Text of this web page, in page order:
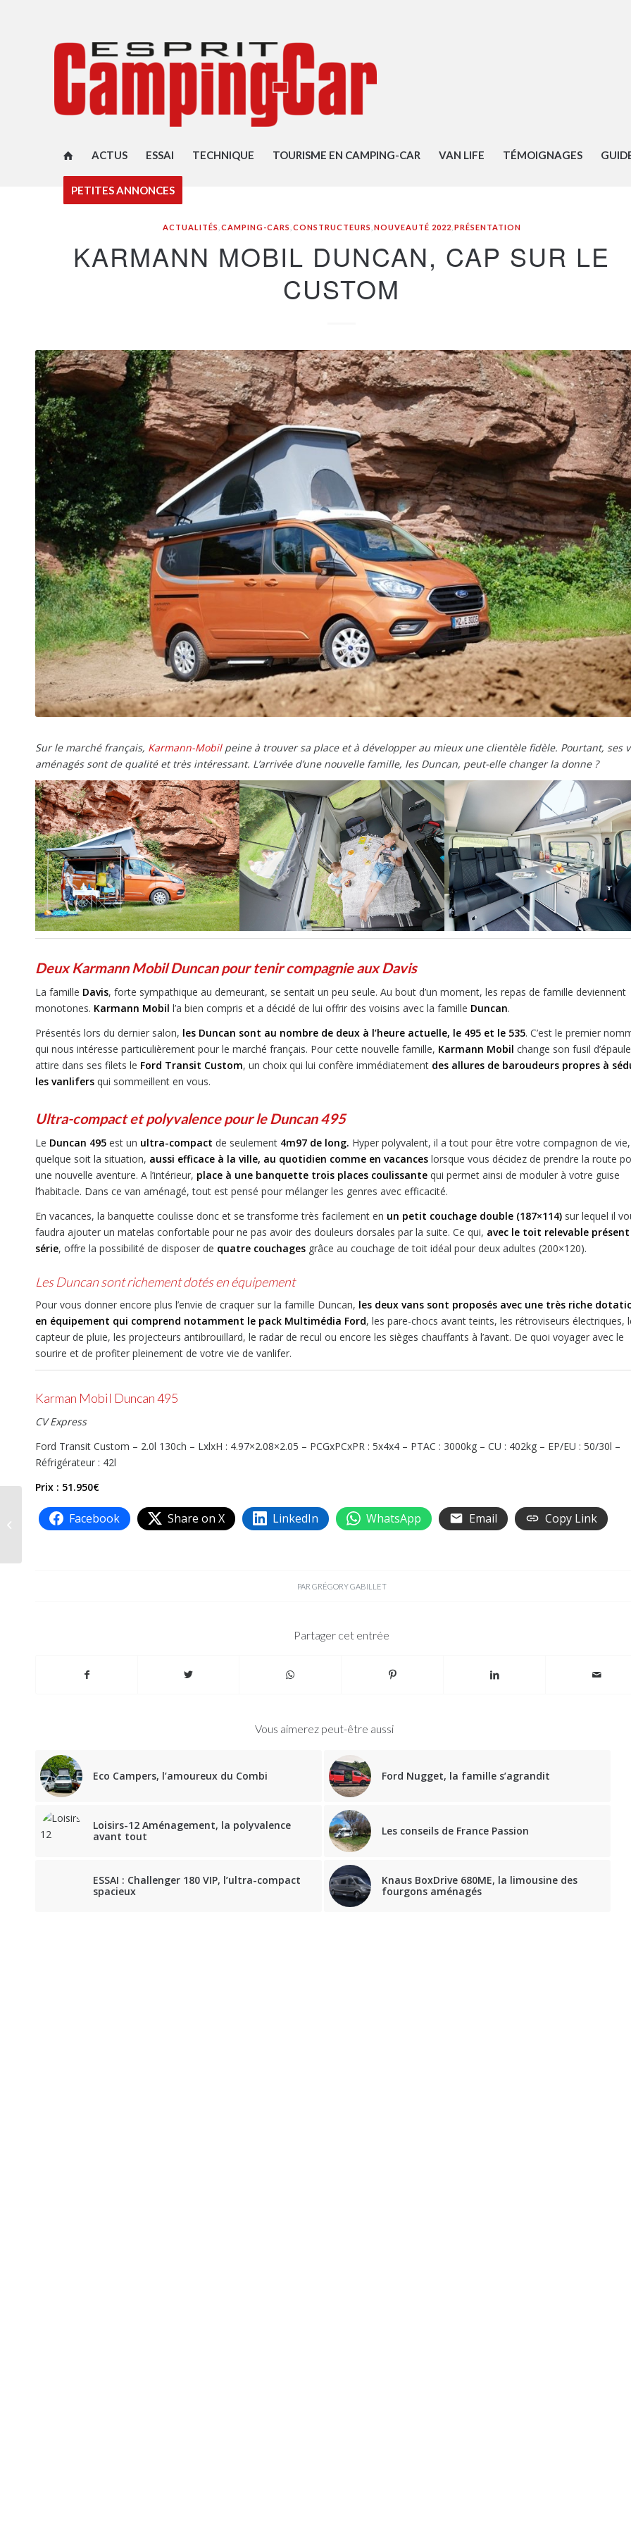
ACTUS ESSAI TECHNIQUE TOURISME EN CAMPING-CAR VAN LIFE TÉMOIGNAGES
PETITES ANNONCES
ACTUALITÉS CAMPING-CARS CONSTRUCTEURS NOUVEAUTÉ 2022 PRÉSENTATION
KARMANN MOBIL DUNCAN, CAP SUR LE
CUSTOM
Sur le marché français, Karmann-Mobilpeine à trouver sa place et à développer au mieux une clientèle fidèle. Pourtant, ses
aménagés sont de qualité et très intéressant. L’arrivée d’une nouvelle famille, les Duncan, peut-elle changer la donne ?
Deux Karmann Mobil Duncan pour tenir compagnie aux Davis
La famille Davis, forte sympathique au demeurant, se sentait un peu seule. Au bout d’un moment, les repas de famille deviennent
monotones. Karmann Mobil l’a bien compris et a décidé de lui offrir des voisins avec la famille Duncan.
Présentés lors du dernier salon, les Duncan sont au nombre de deux à l’heure actuelle, le 495 et le 535. C’est le premier
qui nous intéresse particulièrement pour le marché français. Pour cette nouvelle famille, Karmann Mobil change son fusil
attire dans ses filets le Ford Transit Custom, un choix qui lui confère immédiatement des allures de baroudeurs propres à
les vanlifers qui sommeillent en vous.
Ultra-compact et polyvalence pour le Duncan 495
Le Duncan 495 est un ultra-compact de seulement 4m97 de long. Hyper polyvalent, il a tout pour être votre compagnon de vie,
quelque soit la situation, aussi efficace à la ville, au quotidien comme en vacances lorsque vous décidez de prendre la route
une nouvelle aventure. A l’intérieur, place à une banquette trois places coulissante qui permet ainsi de moduler à votre guise
l’habitacle. Dans ce van aménagé, tout est pensé pour mélanger les genres avec efficacité.
En vacances, la banquette coulisse donc et se transforme très facilement en un petit couchage double (187×114) sur lequel il
faudra ajouter un matelas confortable pour ne pas avoir des douleurs dorsales par la suite. Ce qui, avec le toit relevable
série, offre la possibilité de disposer de quatre couchages grâce au couchage de toit idéal pour deux adultes (200×120).
Les Duncan sont richement dotés en équipement
Pour vous donner encore plus l’envie de craquer sur la famille Duncan, les deux vans sont proposés avec une très riche
en équipement qui comprend notamment le pack Multimédia Ford, les pare-chocs avant teints, les rétroviseurs électriques,
capteur de pluie, les projecteurs antibrouillard, le radar de recul ou encore les sièges chauffants à l’avant. De quoi voyager avec le
sourire et de profiter pleinement de votre vie de vanlifer.
Karman Mobil Duncan 495
CV Express
Ford Transit Custom – 2.0l 130ch – LxlxH : 4.97×2.08×2.05 – PCGxPCxPR : 5x4x4 – PTAC : 3000kg – CU : 402kg – EP/EU : 50/30l –
Réfrigérateur : 42l
Prix : 51.950€
Facebook Share on X LinkedIn WhatsApp Email Copy Link
PAR GRÉGORY GABILLET
Partager cet entrée
Vous aimerez peut-être aussi
Eco Campers, l’amoureux du Combi Ford Nugget, la famille s’agrandit
Loisirs-12 Aménagement, la polyvalence
avant tout
Les conseils de France Passion
ESSAI : Challenger 180 VIP, l’ultra-compact
spacieux
Knaus BoxDrive 680ME, la limousine des
fourgons aménagés
Etrusco, des retouches
bienvenues pour 2022